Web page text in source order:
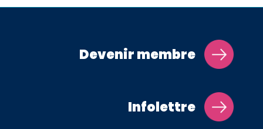
Devenir membre
Infolettre